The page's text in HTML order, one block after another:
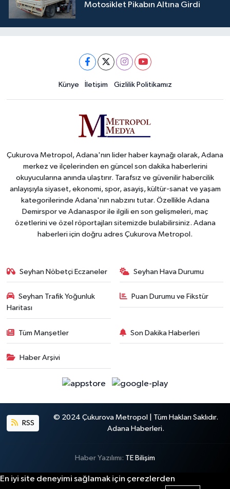
Motosiklet Pikabın Altına Girdi
Künye İletişim Gizlilik Politikamız
Çukurova Metropol, Adana'nın lider haber kaynağı olarak, Adana
merkez ve ilçelerinden en güncel son dakika haberlerini
okuyucularına anında ulaştırır. Tarafsız ve güvenilir habercilik
anlayışıyla siyaset, ekonomi, spor, asayiş, kültür-sanat ve yaşam
kategorilerinde Adana'nın nabzını tutar. Özellikle Adana
Demirspor ve Adanaspor ile ilgili en son gelişmeleri, maç
özetlerini ve özel röportajları sitemizde bulabilirsiniz. Adana
haberleri için doğru adres Çukurova Metropol.
Seyhan Nöbetçi Eczaneler Seyhan Hava Durumu
Seyhan Trafik Yoğunluk
Haritası
Puan Durumu ve Fikstür
Tüm Manşetler Son Dakika Haberleri
Haber Arşivi
RSS
© 2024 Çukurova Metropol | Tüm Hakları Saklıdır.
Adana Haberleri.
Haber Yazılımı: TE Bilişim
En iyi site deneyimi sağlamak için çerezlerden